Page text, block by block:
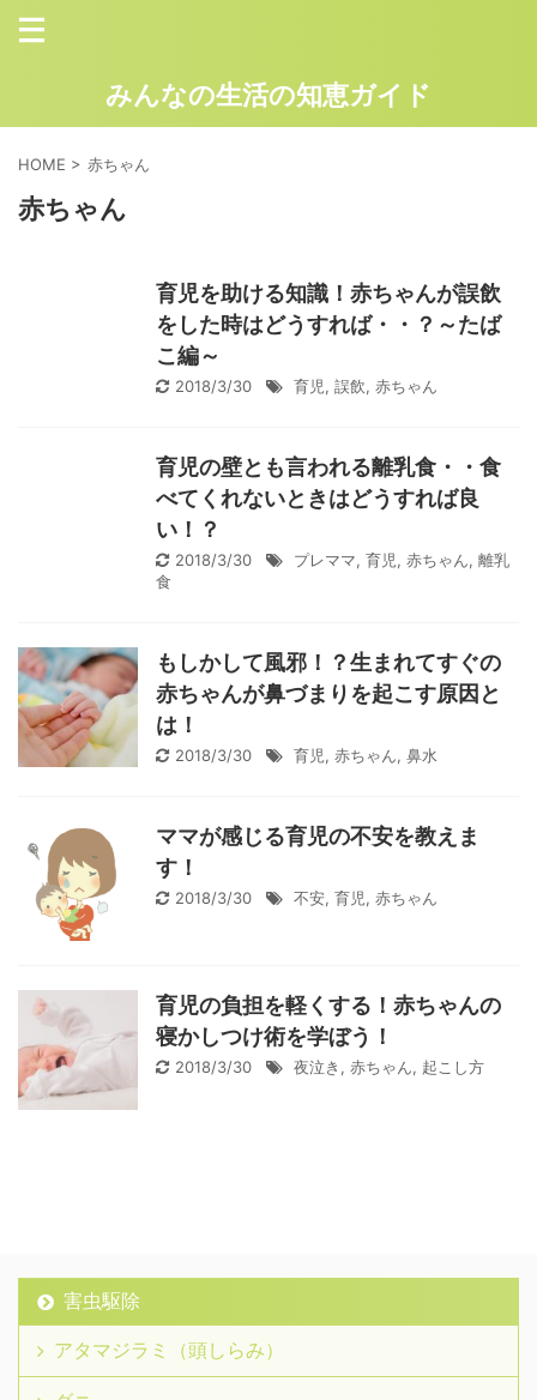
みんなの生活の知恵ガイド
HOME > 赤ちゃん
赤ちゃん
育児を助ける知識！赤ちゃんが誤飲
をした時はどうすれば・・？～たば
こ編～
2018/3/30 育児, 誤飲, 赤ちゃん
育児の壁とも言われる離乳食・・食
べてくれないときはどうすれば良
い！？
2018/3/30 プレママ, 育児, 赤ちゃん, 離乳
食
もしかして風邪！？生まれてすぐの
赤ちゃんが鼻づまりを起こす原因と
は！
2018/3/30 育児, 赤ちゃん, 鼻水
ママが感じる育児の不安を教えま
す！
2018/3/30 不安, 育児, 赤ちゃん
育児の負担を軽くする！赤ちゃんの
寝かしつけ術を学ぼう！
2018/3/30 夜泣き , 赤ちゃん, 起こし方
害虫駆除
アタマジラミ（頭しらみ）